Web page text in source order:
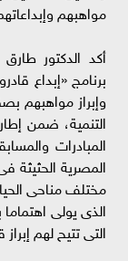
مواهبهم
أكد الدكتور
برنامج «إبداع
وإبراز مواهبهم
التنمية، ضمن
المبادرات
المصرية
مختلف مناحى
الذى يولى
التى تتيح لهم